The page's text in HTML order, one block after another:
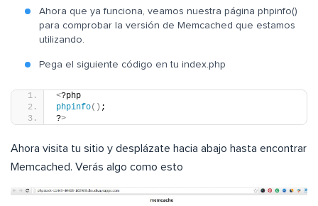
Ahora que ya funciona, veamos nuestra página phpinfo()
para comprobar la versión de Memcached que estamos
utilizando.
Pega el siguiente código en tu index.php
<?php
phpinfo() ;
?>
Ahora visita tu sitio y desplázate hacia abajo hasta encontrar
Memcached. Verás algo como esto